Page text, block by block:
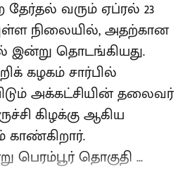
தேர்தல் வரும் ஏப்ரல் 23
நிலையில், அதற்கான
இன்று தொடங்கியது.
கழகம் சார்பில்
அக்கட்சியின் தலைவர்
கிழக்கு ஆகிய
காண்கிறார்.
தொகுதி ...